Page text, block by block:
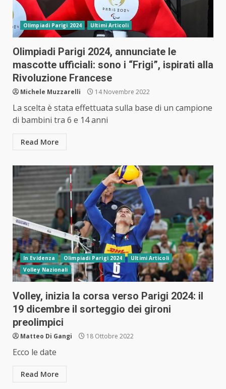
Olimpiadi Parigi 2024 Ultimi Articoli
Olimpiadi Parigi 2024, annunciate le
mascotte ufficiali: sono i “Frigi”, ispirati alla
Rivoluzione Francese
Michele Muzzarelli 14 Novembre 2022
La scelta è stata effettuata sulla base di un campione
di bambini tra 6 e 14 anni
Read More
In Evidenza Olimpiadi Parigi 2024
Ultimi Articoli
Volley Nazionali
Volley, inizia la corsa verso Parigi 2024: il
19 dicembre il sorteggio dei gironi
preolimpici
Matteo Di Gangi 18 Ottobre 2022
Ecco le date
Read More